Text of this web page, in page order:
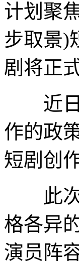
计划聚
步取景)
剧将正
近日
作的政
短剧创作
此次
格各异
演员阵